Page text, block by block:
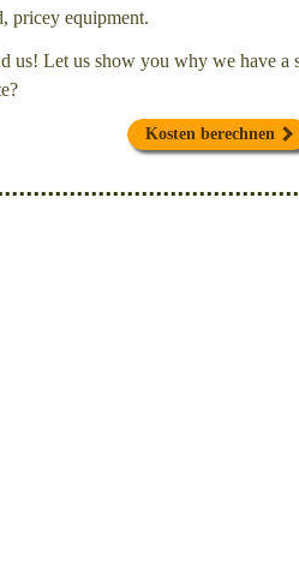
pricey equipment.
us! Let us show you why we have a
Kosten berechnen